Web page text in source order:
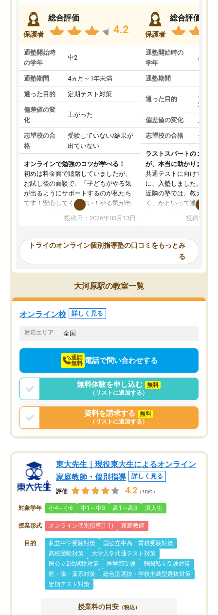
保護者
総合評価
4.2
通塾開始時
の学年
中2
通塾期間 4ヵ月～1年未満
通った目的 定期テスト対策
偏差値の変
化
上がった
志望校の合
格
受験していない/結果が
出ていない
オンラインで勉強のコツが学べる！
初めは料金面で躊躇していましたが、
お試し後の面談で、「子どもがやる気
が出るようにサポートするのが私たち
です！安心してください！やる気が出
ないのは私たち講師の責任です」と言
ってくださり、確かに！と考えて、思
ったんですが、学生の先生から学ぶこ
み、徐々に成績が上がったらいいなと
思っていました。何が今足りないのか
を的確に指導いただき、子どももびっ
くりするほど楽しんでやる気を持って
塾を受けています。狙い通り、少しず
つ成績も上がり、苦手意識も無くなっ
てきたので、さらに苦手な数学も追加
でお願いしました。来年の高校受験に
投稿日：2026年03月13日
保護者
総合評価
通塾開始時の
学年
高3
通塾期間 1～3
通った目的
大学
対策
偏差値の変化 上が
志望校の合格 合格
ラストスパートの１か月
が、本当に助かりました
共通テストに向けての追
に、入塾しました。田舎
近隣の塾では、教えても
く、かといって通うには
可能なので本当に助か
らないところをピンポイ
頂いて、とてもわかり
していました。一生を
スト、多少お金がかかっ
投稿日：
トライのオンライン個別指導塾の口コミをもっとみ
る
大河原駅の教室一覧
オンライン校 詳しく見る
対応エリア 全国
通話
無料 電話で問い合わせする
無料体験を申し込む
無料
（リストに追加する）
資料を請求する
無料
（リストに追加する）
東大先生｜現役東大生によるオンライン
家庭教師・個別指導
詳しく見る
評価 4.2 （10件）
対象学年 小4～小6 中1～中3 高1～高3 浪人生
授業形式 オンライン個別指導(1:1) 家庭教師
目的 私立中学受験対策
国公立中高一貫校受験対策
高校受験対策
大学入学共通テスト対策
国公立2次試験対策
医学部受験
難関私立受験対策
医・歯・薬系対策
総合型選抜・学校推薦型選抜対策
定期テスト対策
授業料の目安 （税込）